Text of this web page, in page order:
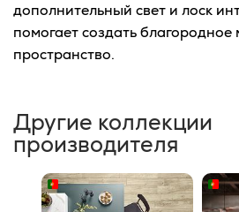
дополнительный свет и лоск
помогает создать
пространство.
Другие коллекции
производителя